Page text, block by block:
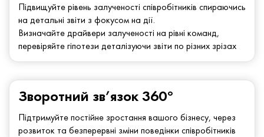
Підвищуйте рівень залученості співробітників спираючись
на детальні звіти з фокусом на дії.
Визначайте драйвери залученості на рівні команд,
перевіряйте гіпотези деталізуючи звіти по різних зрізах
Зворотний зв’язок 360°
Підтримуйте постійне зростання вашого бізнесу, через
розвиток та безперервні зміни поведінки співробітників